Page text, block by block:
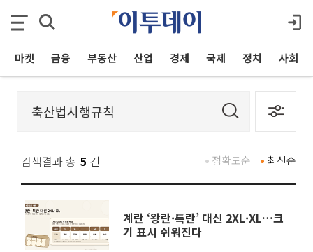
마켓 금융 부동산 산업 경제 국제 정치 사회
검색결과 총 5 건 최신순
정확도순
계란 ‘왕란·특란’ 대신 2XL·XL…크
기 표시 쉬워진다